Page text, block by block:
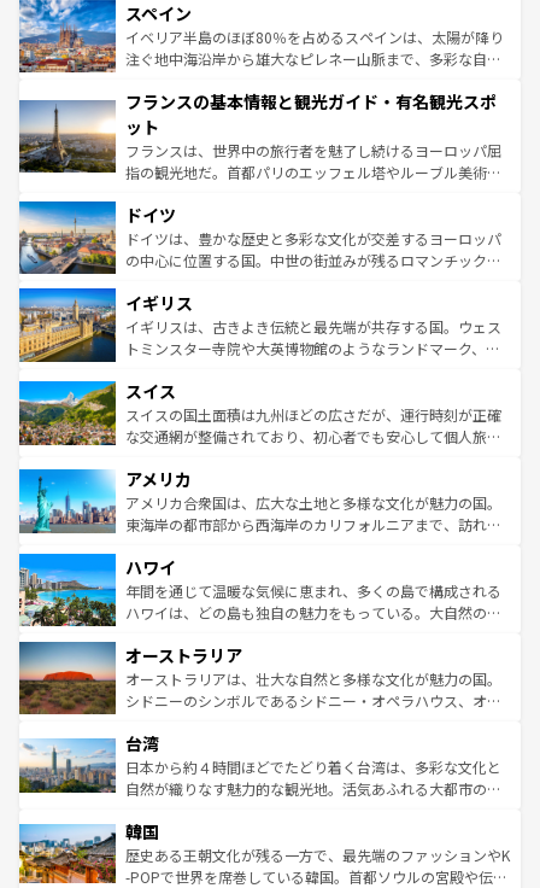
ろん、トスカーナの美しい田園風景やアマルフィ海岸の絶
景など、自然景観も見逃せない。観光の合間には、本場の
ピザやパスタなど、絶品のイタリア料理を堪能することも
ませてくれるイタリアで、忘れられない旅をしてみよう！
なお、新着のイタリア情報は
しい。
スペイン
イベリア半島のほぼ80％を占めるスペインは、太陽が降り
注ぐ地中海沿岸から雄大なピレネー山脈まで、多彩な自然
文化が根付くこの国では、情熱的なフラメンコ、熱気あふ
れる闘牛、そして美味しいタパスが生活の一部となってい
る。首都マドリードの洗練された雰囲気や、バルセロナの
アートに溢れた街角から、地方では古代ローマ遺跡や中世
せる。地方によって風土や気候が異なるスペインはその個
性で訪れる人を魅了する。 なお、新着のスペイン情報は コ
ンテンツ一覧を参照してほしい。
フランスの基本情報と観光ガイド・有名観光スポ
ット
フランスは、世界中の旅行者を魅了し続けるヨーロッパ屈
指の観光地だ。首都パリのエッフェル塔やルーブル美術館
で、幅広い魅力が詰まっている。華麗な宮殿、歴史的な大
聖堂、美しいビーチ、そして豊かな自然が、訪れる者を心
から魅了する。また、フランスは美食の国としても知ら
いる。シャンパンの発祥地であるランス、プロヴァンスの
香り高いラベンダー畑など、多彩な楽しみ方が可能だ。さ
らに、パリ以外の地域にも魅力が溢れており、どの街角に
れる地方に足を運ぶとそれぞれで全く異なる文化を体験で
きるだろう。 なお、新着のフランス情報はコンテンツ一覧
を参照してほしい。
ドイツ
ドイツは、豊かな歴史と多彩な文化が交差するヨーロッパ
の中心に位置する国。中世の街並みが残るロマンチック街
顔を持つこの国は、どこを歩いても飽きることがない。ベ
ルリンの文化的活気、バイエルン州のアルプスの絶景、そ
してライン川沿いのワイン畑といった風景は必見。ビール
は、お酒好きな人にはぜひ体験してほしい。 なお、新着の
ドイツ情報はコンテンツ一覧を参照してほしい。
イギリス
イギリスは、古きよき伝統と最先端が共存する国。ウェス
トミンスター寺院や大英博物館のようなランドマーク、歴
リアごとに異なる魅力がある。また、優雅なアフタヌーン
ティー、ビール好きにはたまらない英国パブ、サッカー観
戦など、本場だからこそできる体験も豊富。イギリスを旅
ンツ一覧を参照してほしい。
スイス
スイスの国土面積は九州ほどの広さだが、運行時刻が正確
な交通網が整備されており、初心者でも安心して個人旅行
の建物がそのまま残る町や、スイスならではのユニークな
博物館もあり、アルプス観光だけでなく町歩きも満喫する
ことができる。国民の所得が高いため物価も高いが、旅行
ば市内交通費無料で観光を楽しむこともできる。 なお、新
着のスイス情報はコンテンツ一覧 を参照してほしい。
アメリカ
アメリカ合衆国は、広大な土地と多様な文化が魅力の国。
東海岸の都市部から西海岸のカリフォルニアまで、訪れる
のような巨大都市は、観光、ショッピング、エンターテイ
ンメントが詰まった刺激的なスポットだ。一方、アメリカ
西部には大自然が広がり、グランドキャニオンやイエロー
部のニューオーリンズでは、音楽と美食が融合した独特の
文化が魅力。旅行者はアメリカの各地域で異なる魅力を楽
しみながら、その多様性と豊かな歴史を感じることができ
ならではの贅沢な旅のスタイルだ。 なお、新着のアメリカ
情報はコンテンツ一覧を参照してほしい。
ハワイ
年間を通じて温暖な気候に恵まれ、多くの島で構成される
ハワイは、どの島も独自の魅力をもっている。大自然の神
ワイ島は見逃せない。また、定番の観光地といえばオアフ
島だが、静かな自然を求めるならマウイ島やカウアイ島が
おすすめ。エメラルドグリーンに輝く海をはじめ、豊かな
れるおもてなしの心で訪れる人々を迎えてくれるハワイの
人々、おいしいローカルフードやハワイアンミュージッ
ク、伝統的なフラダンスなど、すべてがハワイの魅力を彩
ワイを、存分に味わってほしい。 なお、新着のハワイ情報
はコンテンツ一覧を参照してほしい。
オーストラリア
オーストラリアは、壮大な自然と多様な文化が魅力の国。
シドニーのシンボルであるシドニー・オペラハウス、オー
リアリーフや大陸中央部にそびえるウルル（エアーズロッ
ク）、タスマニアの美しい原生林やケアンズの熱帯雨林な
ど、見どころがたくさん。また、カフェやワイン、オージ
いる。アクティビティも充実しており、サーフィンやダイ
ビング、ハイキングなど、アウトドア好きにはたまらな
い。オーストラリアの多彩な魅力を存分に味わいつくそ
台湾
日本から約４時間ほどでたどり着く台湾は、多彩な文化と
自然が織りなす魅力的な観光地。活気あふれる大都市の台
ン）、静ひつな山岳地帯である台湾東部など、都市の喧騒
と山間の静けさが共存しており、訪れる人に新しい発見と
驚きをもたらしてくれる。また、奥深い台湾の食文化も魅
韓国
歴史ある王朝文化が残る一方で、最先端のファッションやK
-POPで世界を席巻している韓国。首都ソウルの宮殿や伝統